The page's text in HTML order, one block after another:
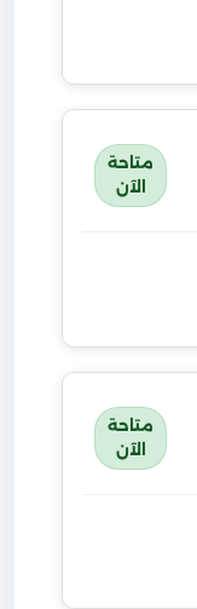
متاحة
الآن
متاحة
الآن